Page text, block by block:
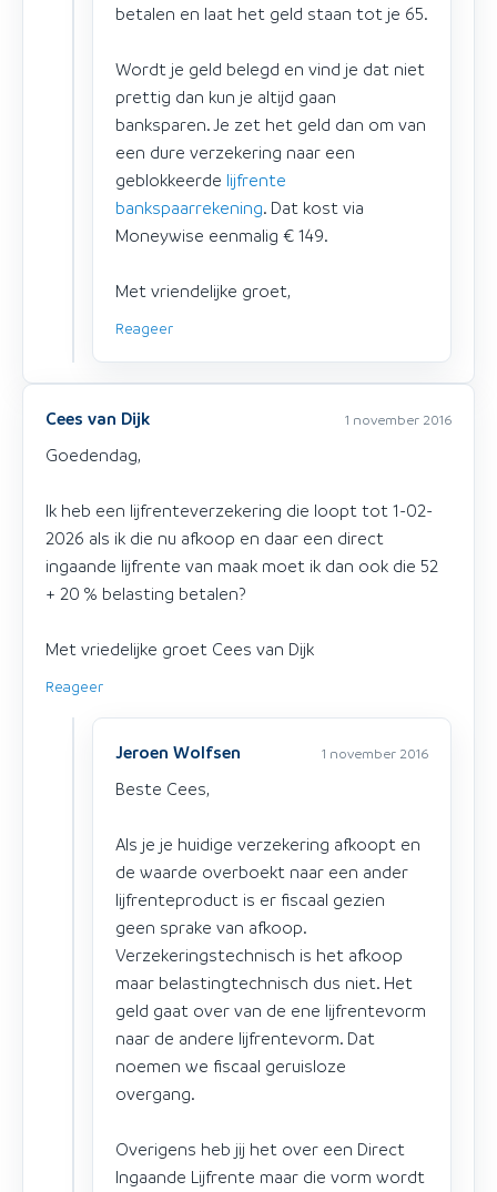
betalen en laat het geld staan tot je 65.
Wordt je geld belegd en vind je dat niet
prettig dan kun je altijd gaan
banksparen. Je zet het geld dan om van
een dure verzekering naar een
geblokkeerde lijfrente
bankspaarrekening. Dat kost via
Moneywise eenmalig € 149.
Met vriendelijke groet,
Reageer
Cees van Dijk 1 november 2016
Goedendag,
Ik heb een lijfrenteverzekering die loopt tot 1-02-
2026 als ik die nu afkoop en daar een direct
ingaande lijfrente van maak moet ik dan ook die 52
+ 20 % belasting betalen?
Met vriedelijke groet Cees van Dijk
Reageer
Jeroen Wolfsen 1 november 2016
Beste Cees,
Als je je huidige verzekering afkoopt en
de waarde overboekt naar een ander
lijfrenteproduct is er fiscaal gezien
geen sprake van afkoop.
Verzekeringstechnisch is het afkoop
maar belastingtechnisch dus niet. Het
geld gaat over van de ene lijfrentevorm
naar de andere lijfrentevorm. Dat
noemen we fiscaal geruisloze
overgang.
Overigens heb jij het over een Direct
Ingaande Lijfrente maar die vorm wordt